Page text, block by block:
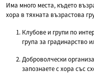
Има много места, където
хора в тяхната възрастова
Клубове и групи по
група за градинарство
Доброволчески
запознаете с хора със